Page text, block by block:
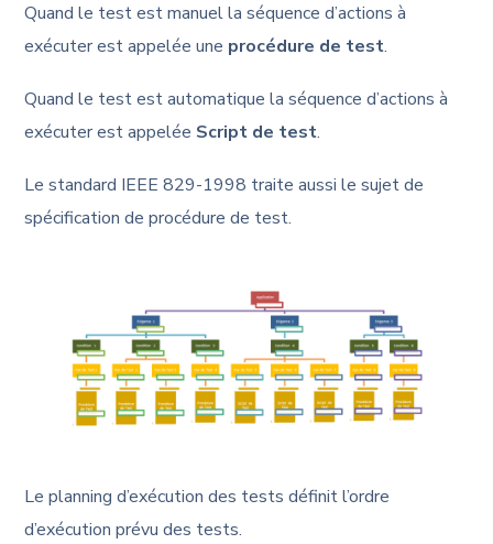
Quand le test est manuel la séquence d’actions à
exécuter est appelée une procédure de test.
Quand le test est automatique la séquence d’actions à
exécuter est appelée Script de test.
Le standard IEEE 829-1998 traite aussi le sujet de
spécification de procédure de test.
Le planning d’exécution des tests définit l’ordre
d’exécution prévu des tests.